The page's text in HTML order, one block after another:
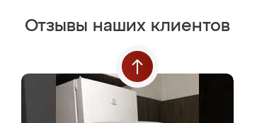
Отзывы наших клиентов